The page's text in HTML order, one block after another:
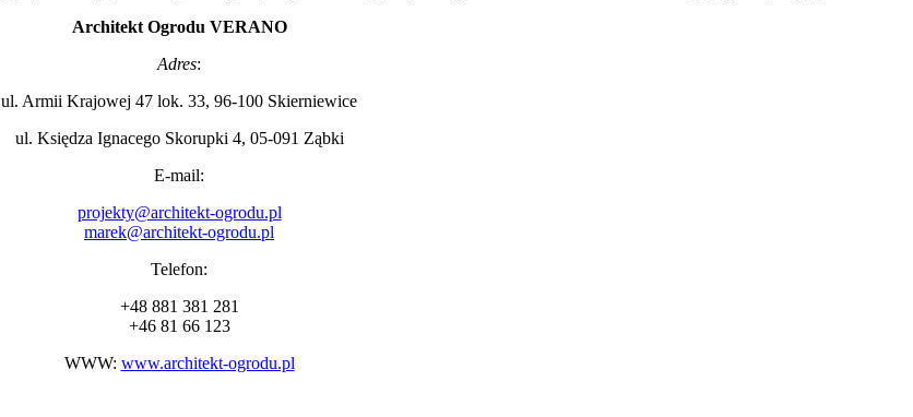
Architekt Ogrodu VERANO
Adres:
ul. Armii Krajowej 47 lok. 33, 96-100 Skierniewice
ul. Księdza Ignacego Skorupki 4, 05-091 Ząbki
E-mail:
projekty@architekt-ogrodu.pl
marek@architekt-ogrodu.pl
Telefon:
+48 881 381 281
+46 81 66 123
WWW: www.architekt-ogrodu.pl